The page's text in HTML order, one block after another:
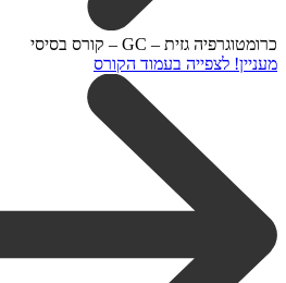
כרומטוגרפיה גזית – GC – קורס בסיסי
מעניין! לצפייה בעמוד הקורס